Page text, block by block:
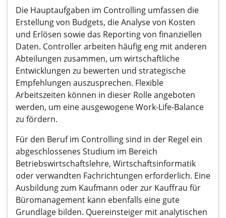
Die Hauptaufgaben im Controlling umfassen die
Erstellung von Budgets, die Analyse von Kosten
und Erlösen sowie das Reporting von finanziellen
Daten. Controller arbeiten häufig eng mit anderen
Abteilungen zusammen, um wirtschaftliche
Entwicklungen zu bewerten und strategische
Empfehlungen auszusprechen. Flexible
Arbeitszeiten können in dieser Rolle angeboten
werden, um eine ausgewogene Work-Life-Balance
zu fördern.
Für den Beruf im Controlling sind in der Regel ein
abgeschlossenes Studium im Bereich
Betriebswirtschaftslehre, Wirtschaftsinformatik
oder verwandten Fachrichtungen erforderlich. Eine
Ausbildung zum Kaufmann oder zur Kauffrau für
Büromanagement kann ebenfalls eine gute
Grundlage bilden. Quereinsteiger mit analytischen